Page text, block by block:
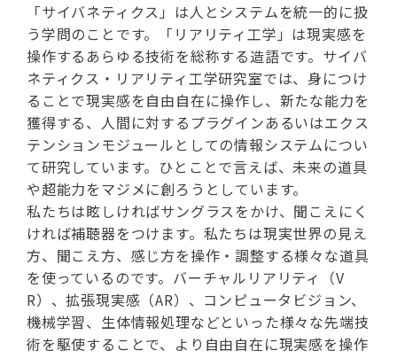
「サイバネティクス」は人とシステムを統一的に扱
う学問のことです。「リアリティ工学」は現実感を
操作するあらゆる技術を総称する造語です。サイバ
ネティクス・リアリティ工学研究室では、身につけ
ることで現実感を自由自在に操作し、新たな能力を
獲得する、人間に対するプラグインあるいはエクス
テンションモジュールとしての情報システムについ
て研究しています。ひとことで言えば、未来の道具
や超能力をマジメに創ろうとしています。
私たちは眩しければサングラスをかけ、聞こえにく
ければ補聴器をつけます。私たちは現実世界の見え
方、聞こえ方、感じ方を操作・調整する様々な道具
を使っているのです。バーチャルリアリティ（V
R）、拡張現実感（AR）、コンピュータビジョン、
機械学習、生体情報処理などといった様々な先端技
術を駆使することで、より自由自在に現実感を操作